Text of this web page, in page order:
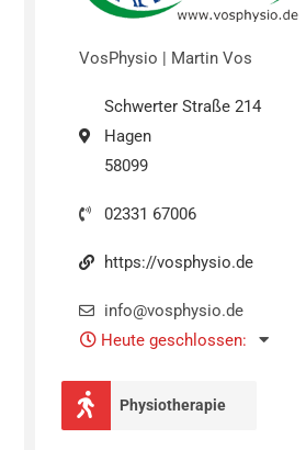
VosPhysio | Martin Vos
Schwerter Straße 214
Hagen
58099
02331 67006
https://vosphysio.de
info@vosphysio.de
Heute geschlossen:
Physiotherapie